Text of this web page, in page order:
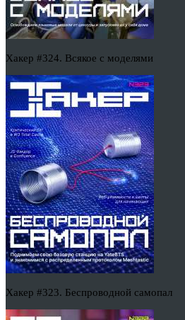
Хакер #324. Всякое с моделями
Хакер #323. Беспроводной самопал